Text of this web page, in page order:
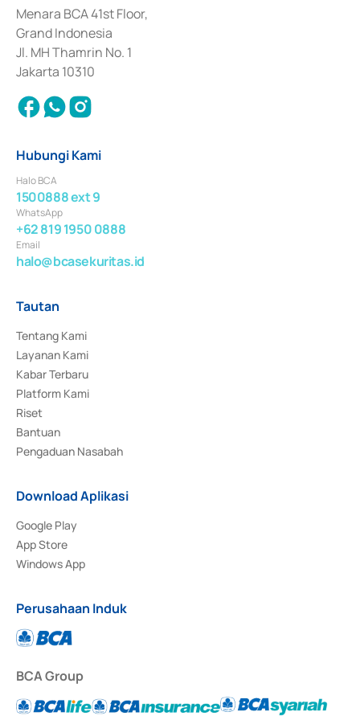
Penerbitan, Transaksi, serta Penatausahaan dan Penyelesaian Transaksi
Surat Berharga Komersial yang izinnya diterbitkan pada tahun 2018.
Menara BCA 41st Floor,
Grand Indonesia
Jl. MH Thamrin No. 1
Jakarta 10310
Hubungi Kami
Halo BCA
1500888 ext 9
WhatsApp
+62 819 1950 0888
Email
halo@bcasekuritas.id
Tautan
Tentang Kami
Layanan Kami
Kabar Terbaru
Platform Kami
Riset
Bantuan
Pengaduan Nasabah
Download Aplikasi
Google Play
App Store
Windows App
Perusahaan Induk
BCA Group